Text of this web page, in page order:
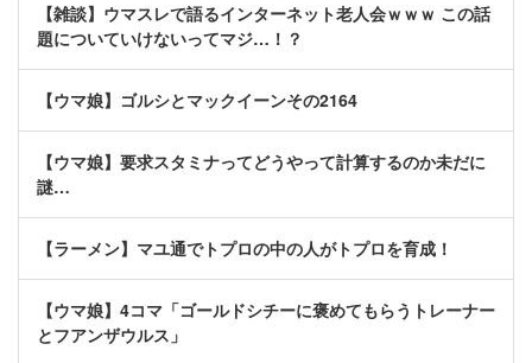
【雑談】ウマスレで語るインターネット老人会ｗｗｗ この話
題についていけないってマジ…！？
【ウマ娘】ゴルシとマックイーンその2164
【ウマ娘】要求スタミナってどうやって計算するのか未だに
謎…
【ラーメン】マユ通でトプロの中の人がトプロを育成！
【ウマ娘】4コマ「ゴールドシチーに褒めてもらうトレーナー
とフアンザウルス」